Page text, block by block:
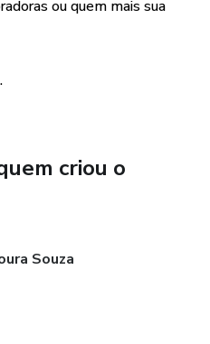
ou quem mais sua
criou o
Souza